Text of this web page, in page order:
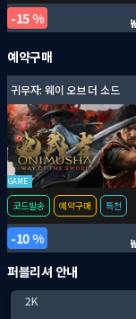
15 %
예약구매
귀무자: 웨이 오브 더 소드
GAME
코드발송 예약구매 특전
10 %
퍼블리셔 안내
2K